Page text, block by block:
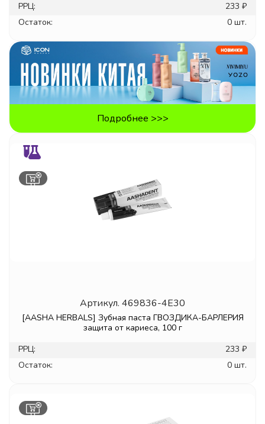
РРЦ:
233 ₽
Остаток:
0 шт.
Подробнее >>>
Артикул. 469836-4E30
[AASHA HERBALS] Зубная паста ГВОЗДИКА-БАРЛЕРИЯ
защита от кариеса, 100 г
РРЦ:
233 ₽
Остаток:
0 шт.